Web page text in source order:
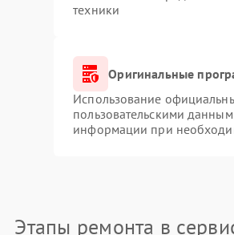
техники
Оригинальные
Использование
пользовательскими
информации при
Этапы ремонта в